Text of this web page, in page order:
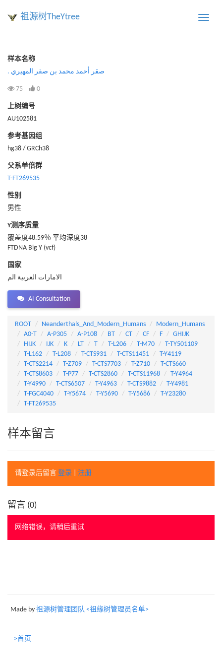
Toggle
祖源树TheYtree
样本名称
. صقر أحمد محمد بن صقر المهيري
75 0
上树编号
AU102581
参考基因组
hg38 / GRCh38
父系单倍群
T-FT269535
性别
男性
Y测序质量
覆盖度48.59％ 平均深度38
FTDNA Big Y (vcf)
国家
الامارات العربية الم
AI Consultation
ROOT Neanderthals_And_Modern_Humans
Modern_Humans
A0-T
A-P305 A-P108 BT CT CF F
GHIJK
HIJK
IJK K LT T T-L206 T-M70
T-TY501109
T-L162
T-L208 T-CTS931 T-CTS11451
T-Y4119
T-CTS2214
T-Z709 T-CTS7703 T-Z710
T-CTS660
T-CTS8603
T-P77 T-CTS2860 T-CTS11968
T-Y4964
T-Y4990
T-CTS6507 T-Y4963 T-CTS9882
T-Y4981
T-FGC4040
T-Y5674 T-Y5690 T-Y5686
T-Y23280
T-FT269535
样本留言
请登录后留言 登录 注册
留言 (0)
网络错误，请稍后重试
Made by 祖源树管理团队 <祖缘树管理员名单>
>首页